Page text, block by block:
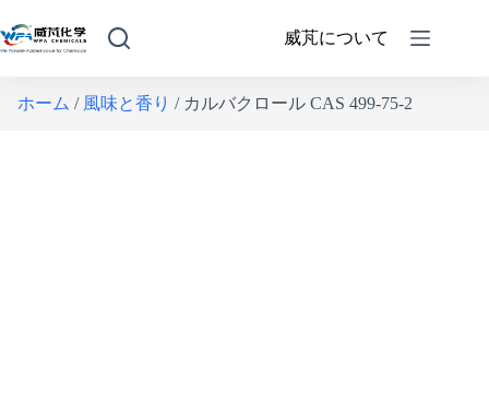
威芃について
ホーム / 風味と香り / カルバクロール CAS 499-75-2